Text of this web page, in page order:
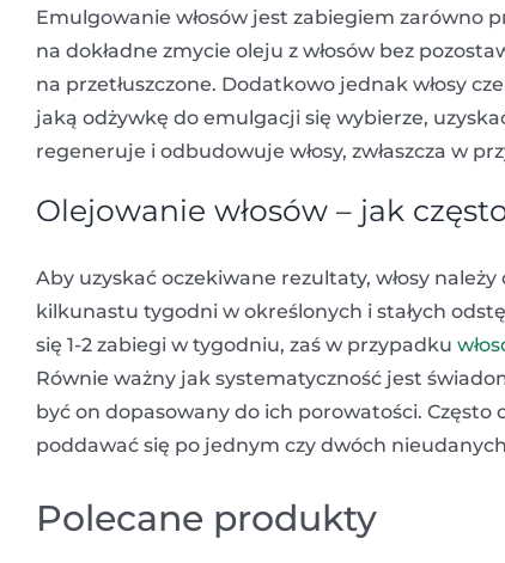
Emulgowanie włosów jest zabiegiem zarówno
na dokładne zmycie oleju z włosów bez
na przetłuszczone. Dodatkowo jednak włosy
jaką odżywkę do emulgacji się wybierze,
regeneruje i odbudowuje włosy, zwłaszcza w
Olejowanie włosów – jak
Aby uzyskać oczekiwane rezultaty, włosy
kilkunastu tygodni w określonych i stałych
się 1-2 zabiegi w tygodniu, zaś w przypadku
Równie ważny jak systematyczność jest
być on dopasowany do ich porowatości.
poddawać się po jednym czy dwóch
Polecane produkty